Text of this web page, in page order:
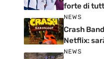
forte di
NEWS
Crash
Netflix:
NEWS